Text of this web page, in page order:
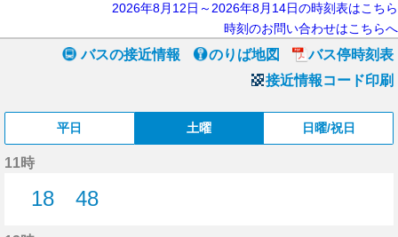
2026年8月12日～2026年8月14日の時刻表はこちら
時刻のお問い合わせはこちらへ
バスの接近情報 のりば地図
バス停時刻表
接近情報コード印刷
平日 土曜 日曜/祝日
11時
18
48